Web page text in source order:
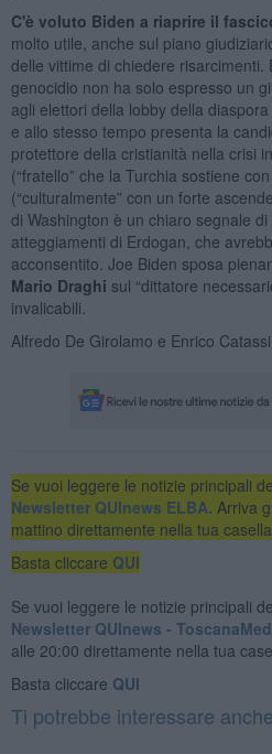
C'è voluto Biden a riaprire il
molto utile, anche sul piano
delle vittime di chiedere risarcimenti.
genocidio non ha solo espresso un
agli elettori della lobby della
e allo stesso tempo presenta la
protettore della cristianità nella crisi
(“fratello” che la Turchia sostiene
(“culturalmente” con un forte
di Washington è un chiaro segnale
atteggiamenti di Erdogan, che
acconsentito. Joe Biden sposa
Mario Draghi sul “dittatore
invalicabili.
Alfredo De Girolamo e Enrico Catassi
Se vuoi leggere le notizie principali
Newsletter QUInews ELBA. Arriva
mattino direttamente nella tua
Basta cliccare QUI
Se vuoi leggere le notizie principali
Newsletter QUInews -
alle 20:00 direttamente nella tua
Basta cliccare QUI
Ti potrebbe interessare